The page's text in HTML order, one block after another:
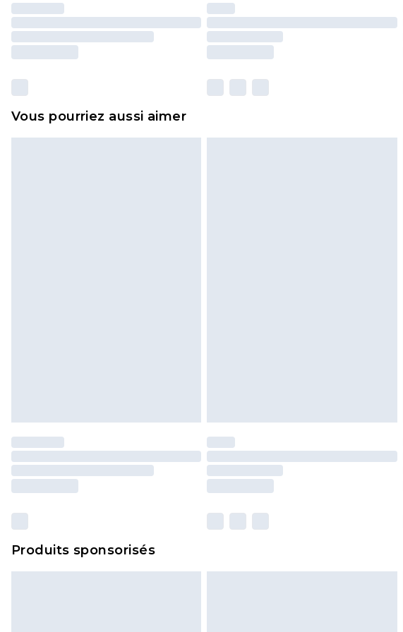
Vous pourriez aussi aimer
Produits sponsorisés